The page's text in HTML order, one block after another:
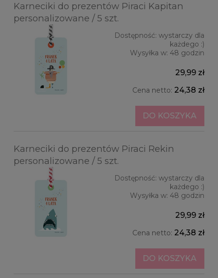
Karneciki do prezentów Piraci Kapitan
personalizowane / 5 szt.
Dostępność: wystarczy dla
każdego :)
Wysyłka w: 48 godzin
29,99 zł
Cena netto: 24,38 zł
DO KOSZYKA
Karneciki do prezentów Piraci Rekin
personalizowane / 5 szt.
Dostępność: wystarczy dla
każdego :)
Wysyłka w: 48 godzin
29,99 zł
Cena netto: 24,38 zł
DO KOSZYKA